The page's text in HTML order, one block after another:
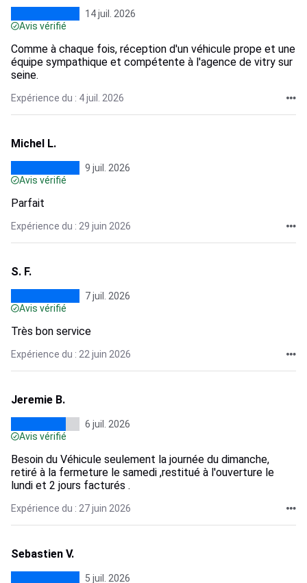
14 juil. 2026
Avis vérifié
Comme à chaque fois, réception d'un véhicule prope et une
équipe sympathique et compétente à l'agence de vitry sur
seine.
Expérience du : 4 juil. 2026
Michel L.
9 juil. 2026
Avis vérifié
Parfait
Expérience du : 29 juin 2026
S. F.
7 juil. 2026
Avis vérifié
Très bon service
Expérience du : 22 juin 2026
Jeremie B.
6 juil. 2026
Avis vérifié
Besoin du Véhicule seulement la journée du dimanche,
retiré à la fermeture le samedi ,restitué à l'ouverture le
lundi et 2 jours facturés .
Expérience du : 27 juin 2026
Sebastien V.
5 juil. 2026